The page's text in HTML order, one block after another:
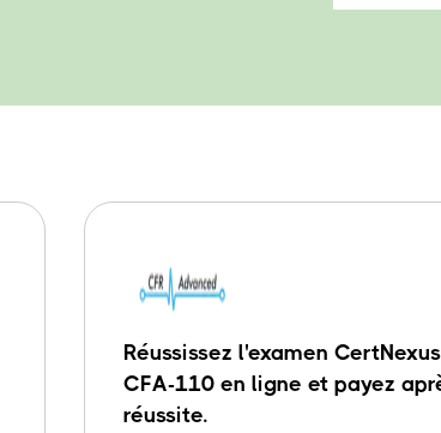
Réussissez l'examen
CFA-110 en ligne et payez
réussite.